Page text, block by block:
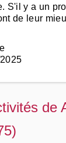
S'il y a un
de leur
de